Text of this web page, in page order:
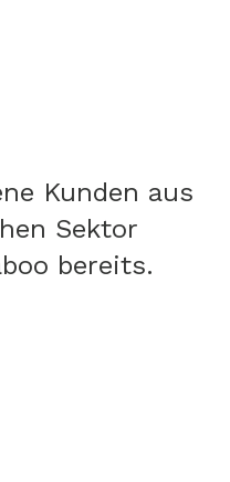
Kunden aus
Sektor
bereits.